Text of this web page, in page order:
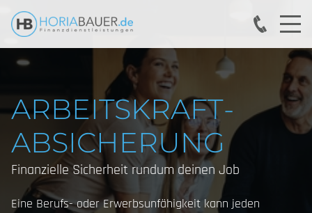
ARBEITSKRAFT­
ABSICHERUNG
Finanzielle Sicherheit rundum deinen Job
Eine Berufs- oder Erwerbsunfähigkeit kann jeden